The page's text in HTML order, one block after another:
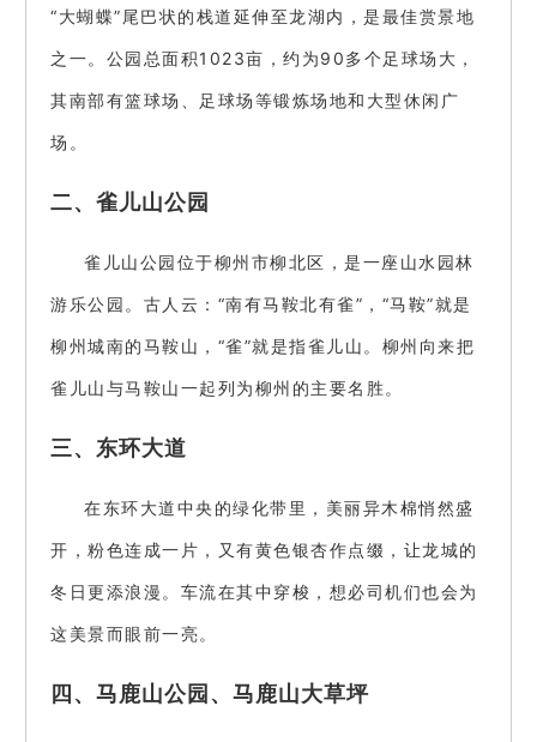
“大蝴蝶”尾巴状的栈道延伸至龙湖内，是最佳赏景地
之一。公园总面积1023亩，约为90多个足球场大，
其南部有篮球场、足球场等锻炼场地和大型休闲广
场。
二、雀儿山公园
雀儿山公园位于柳州市柳北区，是一座山水园林
游乐公园。古人云：“南有马鞍北有雀”，“马鞍”就是
柳州城南的马鞍山，“雀”就是指雀儿山。柳州向来把
雀儿山与马鞍山一起列为柳州的主要名胜。
三、东环大道
在东环大道中央的绿化带里，美丽异木棉悄然盛
开，粉色连成一片，又有黄色银杏作点缀，让龙城的
冬日更添浪漫。车流在其中穿梭，想必司机们也会为
这美景而眼前一亮。
四、马鹿山公园、马鹿山大草坪